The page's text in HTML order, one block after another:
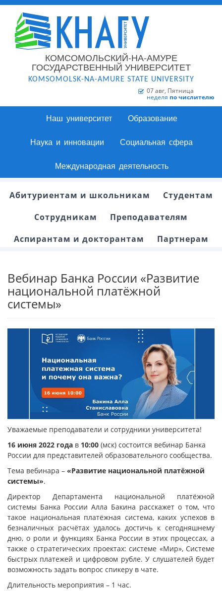
КОМСОМОЛЬСКИЙ-НА-АМУРЕ
ГОСУДАРСТВЕННЫЙ УНИВЕРСИТЕТ
KOMSOMOLSK-NA-AMURE STATE UNIVERSITY
07 авг, Пятница
неделя по числителю
Наш университет Образование
Наука и инновации Социальная сфера
Международная деятельность
Абитуриентам и школьникам
Студентам
Сотрудникам
Преподавателям
Аспирантам и докторантам
Партнерам
Вебинар Банка России «Развитие
национальной платёжной
системы»
Уважаемые преподаватели и сотрудники университета!
16 июня 2022 года в 10:00 (мск) состоится вебинар Банка
России для представителей образовательного сообщества.
Тема вебинара – «Развитие национальной платёжной
системы».
Директор Департамента национальной платёжной
системы Банка России Алла Бакина расскажет о том, что
такое национальная платёжная система, каких успехов в
безналичных расчётах удалось достичь к сегодняшнему
дню, о роли и функциях Банка России в этих процессах, а
также о стратегических проектах: системе «Мир», Системе
быстрых платежей и цифровом рубле. У слушателей будет
возможность задать вопрос спикеру в чате.
Длительность мероприятия – 1 час.